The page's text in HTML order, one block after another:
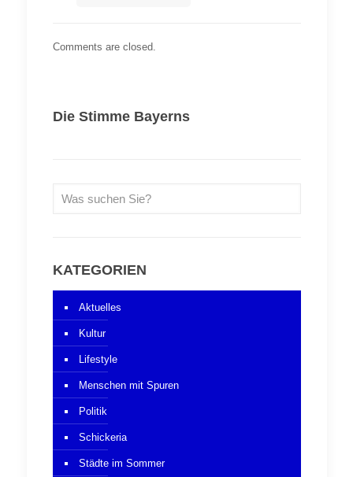
Comments are closed.
Die Stimme Bayerns
KATEGORIEN
Aktuelles
Kultur
Lifestyle
Menschen mit Spuren
Politik
Schickeria
Städte im Sommer